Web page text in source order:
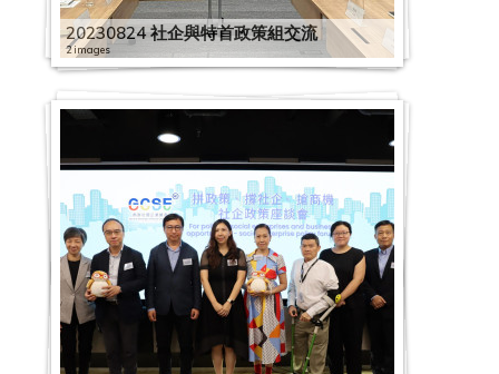
20230824 社企與特首政策組交流
2 images